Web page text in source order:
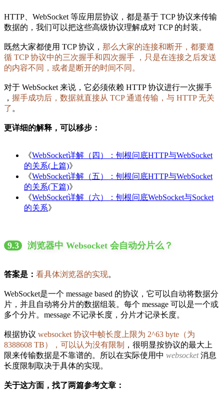
HTTP、WebSocket 等应用层协议，都是基于 TCP 协议来传输
数据的，我们可以把这些高级协议理解成对 TCP 的封装。
既然大家都使用 TCP 协议， 那么大家的连接和断开，都要遵
循 TCP 协议中的三次握手和四次握手 ，只是在连接之后发送
的内容不同，或者是断开的时间不同。
对于 WebSocket 来说，它必须依赖 HTTP 协议进行一次握手
， 握手成功后，数据就直接从 TCP 通道传输，与 HTTP 无关
了。
更详细的解释，可以移步：
《WebSocket详解（四）：刨根问底HTTP与WebSocket
的关系(上篇)》
《WebSocket详解（五）：刨根问底HTTP与WebSocket
的关系(下篇)》
《WebSocket详解（六）：刨根问底WebSocket与Socket
的关系》
9.3 浏览器中 Websocket 会自动分片么？
答案是： 看具体浏览器的实现。
WebSocket是一个 message based 的协议，它可以自动将数据分
片，并且自动将分片的数据组装。每个 message 可以是一个或
多个分片。message 不记录长度，分片才记录长度。
根据协议 websocket 协议中帧长度上限为 2^63 byte（为
8388608 TB），可以认为没有限制
，很明显按协议的最大上
限来传输数据是不靠谱的。所以在实际使用中 websocket消息
长度限制取决于具体的实现。
关于这方面，找了两篇参考文章：